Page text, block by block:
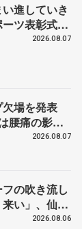
進していき
ツ表彰式で
2026.08.07
欠場を発表
腰痛の影響
2026.08.07
の吹き流し
い」、仙台
2026.08.06